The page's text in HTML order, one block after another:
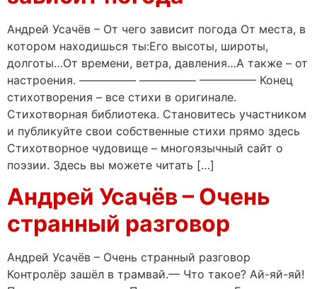
Андрей Усачёв – От чего зависит погода От места, в
котором находишься ты:Его высоты, широты,
долготы…От времени, ветра, давления…А также – от
настроения. ————— ————— ————— Конец
стихотворения – все стихи в оригинале.
Стихотворная библиотека. Становитесь участником
и публикуйте свои собственные стихи прямо здесь
Стихотворное чудовище – многоязычный сайт о
поэзии. Здесь вы можете читать […]
Андрей Усачёв – Очень
странный разговор
Андрей Усачёв – Очень странный разговор
Контролёр зашёл в трамвай.— Что такое? Ай-яй-яй!